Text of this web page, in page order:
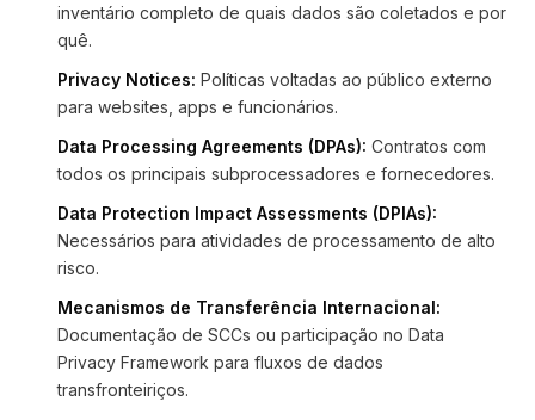
inventário completo de quais dados são coletados e por
quê.
Privacy Notices: Políticas voltadas ao público externo
para websites, apps e funcionários.
Data Processing Agreements (DPAs): Contratos com
todos os principais subprocessadores e fornecedores.
Data Protection Impact Assessments (DPIAs):
Necessários para atividades de processamento de alto
risco.
Mecanismos de Transferência Internacional:
Documentação de SCCs ou participação no Data
Privacy Framework para fluxos de dados
transfronteiriços.